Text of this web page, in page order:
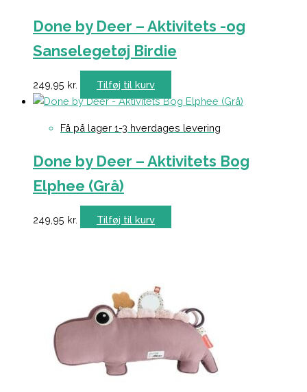
Done by Deer – Aktivitets -og
Sanselegetøj Birdie
249,95 kr. Tilføj til kurv
Få på lager 1-3 hverdages levering
Done by Deer – Aktivitets Bog
Elphee (Grå)
249,95 kr. Tilføj til kurv